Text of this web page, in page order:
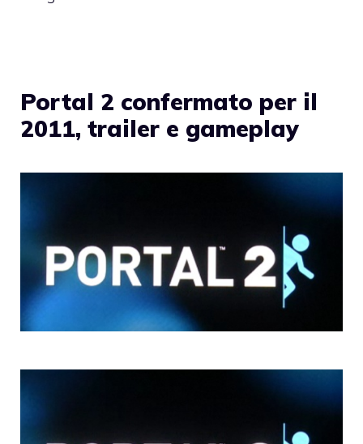
Portal 2 confermato per il
2011, trailer e gameplay